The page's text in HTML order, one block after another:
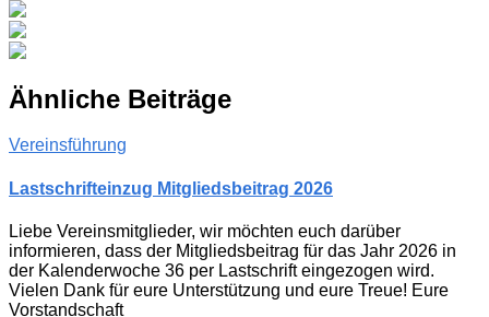
Ähnliche Beiträge
Vereinsführung
Lastschrifteinzug Mitgliedsbeitrag 2026
Liebe Vereinsmitglieder, wir möchten euch darüber
informieren, dass der Mitgliedsbeitrag für das Jahr 2026 in
der Kalenderwoche 36 per Lastschrift eingezogen wird.
Vielen Dank für eure Unterstützung und eure Treue! Eure
Vorstandschaft